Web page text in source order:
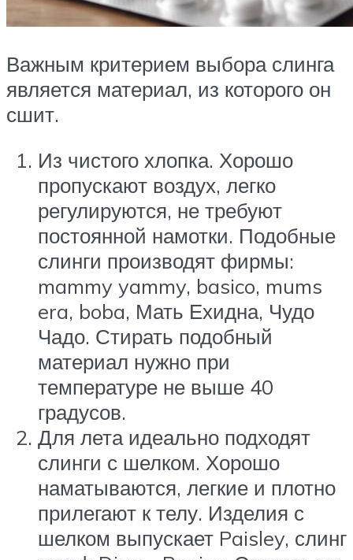
Важным критерием выбора слинга
является материал, из которого он
сшит.
Из чистого хлопка. Хорошо
пропускают воздух, легко
регулируются, не требуют
постоянной намотки. Подобные
слинги производят фирмы:
mammy yammy, basico, mums
era, boba, Мать Ехидна, Чудо
Чадо. Стирать подобный
материал нужно при
температуре не выше 40
градусов.
Для лета идеально подходят
слинги с шелком. Хорошо
наматываются, легкие и плотно
прилегают к телу. Изделия с
шелком выпускает Paisley, слинг